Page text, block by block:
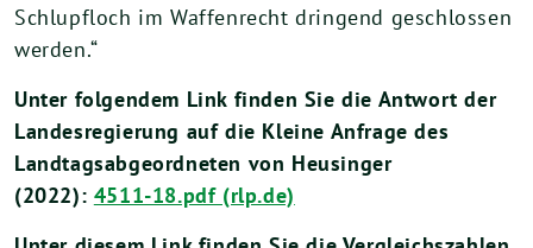
Schlupfloch im Waffenrecht dringend geschlossen
werden.“
Unter folgendem Link finden Sie die Antwort der
Landesregierung auf die Kleine Anfrage des
Landtagsabgeordneten von Heusinger
(2022): 4511-18.pdf (rlp.de)